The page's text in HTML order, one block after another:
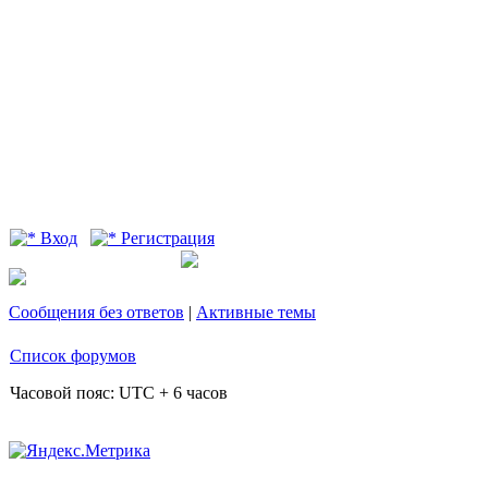
Вход Регистрация
Сообщения без ответов | Активные темы
Список форумов
Часовой пояс: UTC + 6 часов